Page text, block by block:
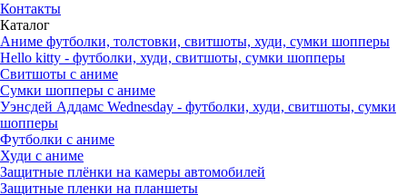
Контакты
Каталог
Аниме футболки, толстовки, свитшоты, худи, сумки шопперы
Hello kitty - футболки, худи, свитшоты, сумки шопперы
Свитшоты с аниме
Сумки шопперы с аниме
Уэнсдей Аддамс Wednesday - футболки, худи, свитшоты, сумки
шопперы
Футболки с аниме
Худи с аниме
Защитные плёнки на камеры автомобилей
Защитные пленки на планшеты